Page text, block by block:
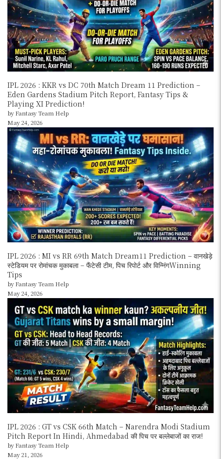
IPL 2026 : KKR vs DC 70th Match Dream 11 Prediction –
Eden Gardens Stadium Pitch Report, Fantasy Tips &
Playing XI Prediction!
by Fantasy Team Help
May 24, 2026
IPL 2026 : MI vs RR 69th Match Dream11 Prediction – वानखेड़े
स्टेडियम पर रोमांचक मुकाबला – फैंटेसी टीम, पिच रिपोर्ट और विन्निंगWinning
Tips
by Fantasy Team Help
May 24, 2026
IPL 2026 : GT vs CSK 66th Match – Narendra Modi Stadium
Pitch Report In Hindi, Ahmedabad की पिच पर बल्लेबाजों का राज!
by Fantasy Team Help
May 21, 2026